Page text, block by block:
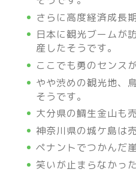
さらに高度経済成長期
日本に観光ブームが
産したそうです。
ここでも勇のセンス
やや渋めの観光地、
そうです。
大分県の鯛生金山も
神奈川県の城ケ島は
ペナントでつかんだ
笑いが止まらなかっ